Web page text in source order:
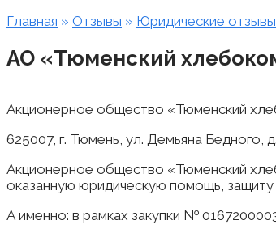
Главная » Отзывы » Юридические отзывы
АО «Тюменский
Акционерное общество «Тюменский
625007, г. Тюмень, ул. Демьяна Бедного,
Акционерное общество «Тюменский
оказанную юридическую помощь,
А именно: в рамках закупки №